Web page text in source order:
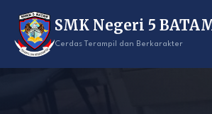
content
SMK Negeri 5
Cerdas Terampil dan Berkarakter